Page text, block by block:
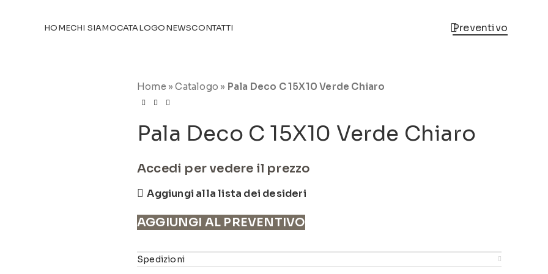
HOMECHI SIAMOCATALOGONEWSCONTATTI Preventivo
Home »Catalogo » Pala Deco C 15X10 Verde Chiaro
Pala Deco C 15X10 Verde Chiaro
Accedi per vedere il prezzo
Aggiungi alla lista dei desideri
AGGIUNGI AL PREVENTIVO
Spedizioni